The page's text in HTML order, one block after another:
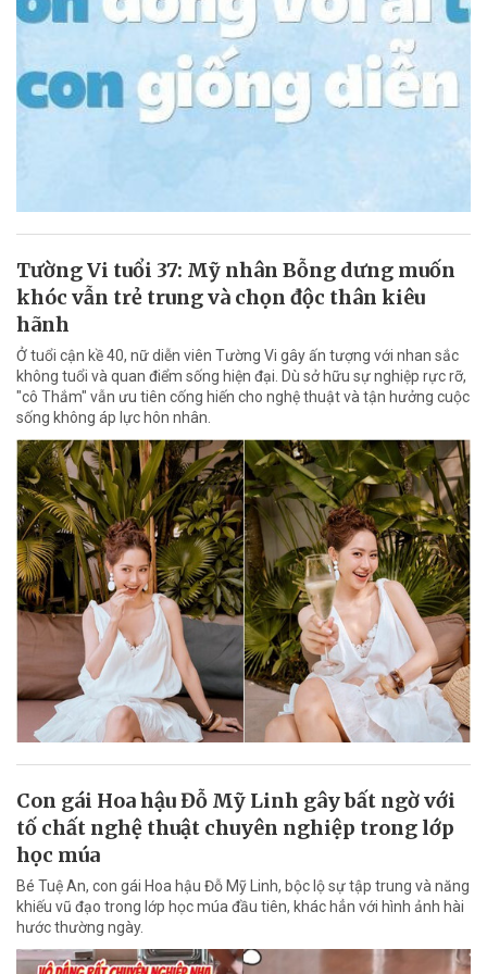
Tường Vi tuổi 37: Mỹ nhân Bỗng dưng muốn
khóc vẫn trẻ trung và chọn độc thân kiêu
hãnh
Ở tuổi cận kề 40, nữ diễn viên Tường Vi gây ấn tượng với nhan sắc
không tuổi và quan điểm sống hiện đại. Dù sở hữu sự nghiệp rực rỡ,
"cô Thắm" vẫn ưu tiên cống hiến cho nghệ thuật và tận hưởng cuộc
sống không áp lực hôn nhân.
Con gái Hoa hậu Đỗ Mỹ Linh gây bất ngờ với
tố chất nghệ thuật chuyên nghiệp trong lớp
học múa
Bé Tuệ An, con gái Hoa hậu Đỗ Mỹ Linh, bộc lộ sự tập trung và năng
khiếu vũ đạo trong lớp học múa đầu tiên, khác hẳn với hình ảnh hài
hước thường ngày.